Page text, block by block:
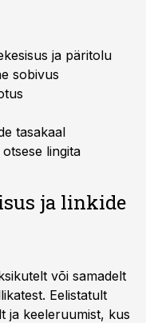
ja päritolu
sobivus
tasakaal
lingita
ja linkide
või samadelt
Eelistatult
ja keeleruumist, kus